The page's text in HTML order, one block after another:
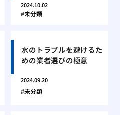
2024.10.02
未分類
水のトラブルを避けるた
めの業者選びの極意
2024.09.20
未分類